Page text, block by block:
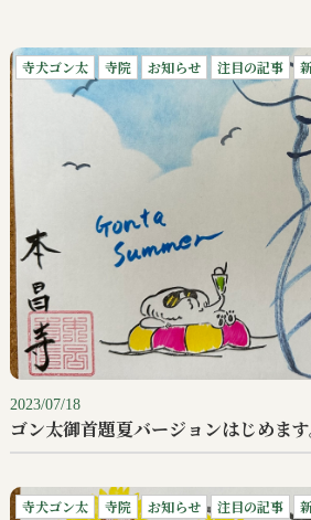
寺犬ゴン太 寺院 お知らせ 注目の記事
2023/07/18
ゴン太御首題夏バージョンはじめます
寺犬ゴン太 寺院 お知らせ 注目の記事